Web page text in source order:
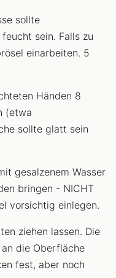
sollte
sein. Falls zu
einarbeiten. 5
Händen 8
(etwa
sollte glatt sein
gesalzenem Wasser
bringen - NICHT
vorsichtig einlegen.
ziehen lassen. Die
die Oberfläche
fest, aber noch